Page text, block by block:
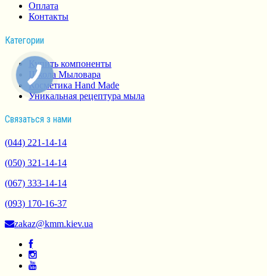
Оплата
Контакты
Категории
Купить компоненты
Школа Мыловара
Косметика Hand Made
Уникальная рецептура мыла
Связаться з нами
(044) 221-14-14
(050) 321-14-14
(067) 333-14-14
(093) 170-16-37
zakaz@kmm.kiev.ua